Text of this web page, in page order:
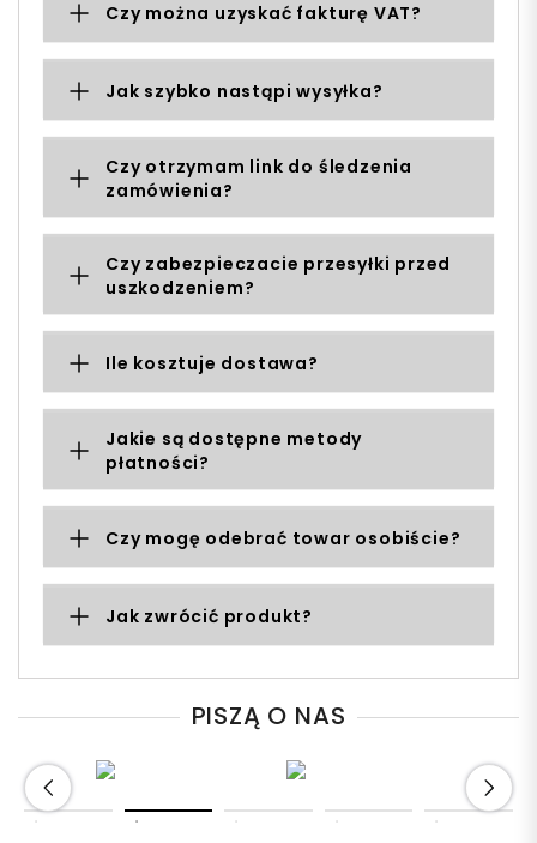
Czy można uzyskać fakturę VAT?
Jak szybko nastąpi wysyłka?
Czy otrzymam link do śledzenia
zamówienia?
Czy zabezpieczacie przesyłki przed
uszkodzeniem?
Ile kosztuje dostawa?
Jakie są dostępne metody
płatności?
Czy mogę odebrać towar osobiście?
Jak zwrócić produkt?
PISZĄ O NAS